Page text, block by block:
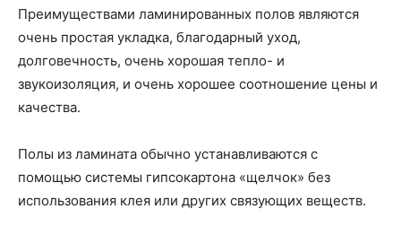
Преимуществами ламинированных полов являются
очень простая укладка, благодарный уход,
долговечность, очень хорошая тепло- и
звукоизоляция, и очень хорошее соотношение цены и
качества.
Полы из ламината обычно устанавливаются с
помощью системы гипсокартона «щелчок» без
использования клея или других связующих веществ.